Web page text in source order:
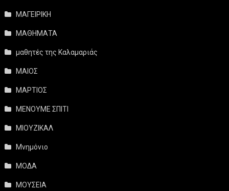
ΜΑΓΕΙΡΙΚΗ
ΜΑΘΗΜΑΤΑ
μαθητές της Καλαμαριάς
ΜΑΙΟΣ
ΜΑΡΤΙΟΣ
ΜΕΝΟΥΜΕ ΣΠΙΤΙ
ΜΙΟΥΖΙΚΑΛ
Μνημόνιο
ΜΟΔΑ
ΜΟΥΣΕΙΑ